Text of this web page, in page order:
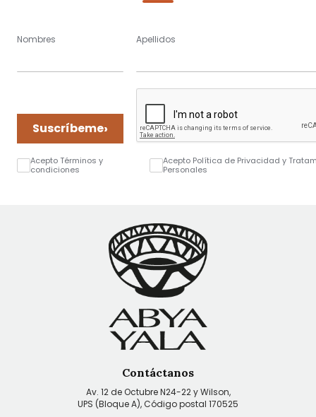
Nombres Apellidos
Suscríbeme›
Acepto Términos y
condiciones
Acepto Política de Privacidad y
Personales
Contáctanos
Av. 12 de Octubre N24-22 y Wilson,
UPS (Bloque A), Código postal 170525